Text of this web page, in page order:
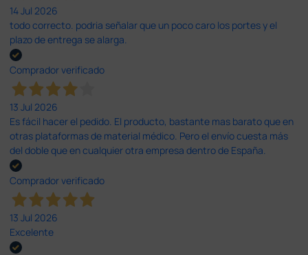
14 Jul 2026
todo correcto. podria señalar que un poco caro los portes y el
plazo de entrega se alarga.
Comprador verificado
13 Jul 2026
Es fácil hacer el pedido. El producto, bastante mas barato que en
otras plataformas de material médico. Pero el envío cuesta más
del doble que en cualquier otra empresa dentro de España.
Comprador verificado
13 Jul 2026
Excelente